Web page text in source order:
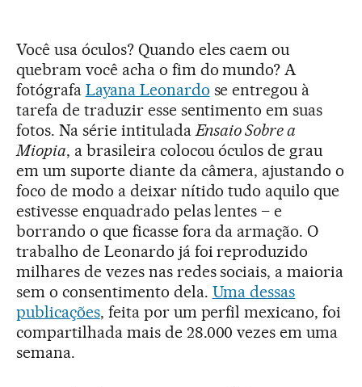
Você usa óculos? Quando eles caem ou
quebram você acha o fim do mundo? A
fotógrafa Layana Leonardo se entregou à
tarefa de traduzir esse sentimento em suas
fotos. Na série intitulada Ensaio Sobre a
Miopia, a brasileira colocou óculos de grau
em um suporte diante da câmera, ajustando o
foco de modo a deixar nítido tudo aquilo que
estivesse enquadrado pelas lentes – e
borrando o que ficasse fora da armação. O
trabalho de Leonardo já foi reproduzido
milhares de vezes nas redes sociais, a maioria
sem o consentimento dela. Uma dessas
publicações, feita por um perfil mexicano, foi
compartilhada mais de 28.000 vezes em uma
semana.